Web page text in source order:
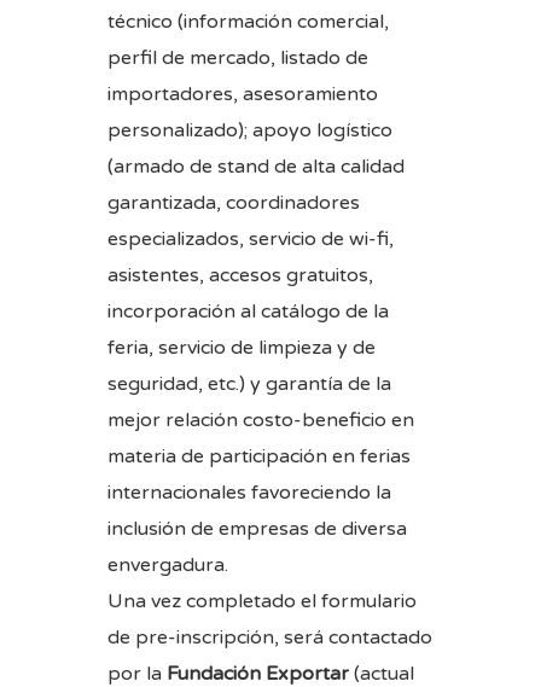
técnico (información comercial,
perfil de mercado, listado de
importadores, asesoramiento
personalizado); apoyo logístico
(armado de stand de alta calidad
garantizada, coordinadores
especializados, servicio de wi-fi,
asistentes, accesos gratuitos,
incorporación al catálogo de la
feria, servicio de limpieza y de
seguridad, etc.) y garantía de la
mejor relación costo-beneficio en
materia de participación en ferias
internacionales favoreciendo la
inclusión de empresas de diversa
envergadura.
Una vez completado el formulario
de pre-inscripción, será contactado
por la Fundación Exportar (actual